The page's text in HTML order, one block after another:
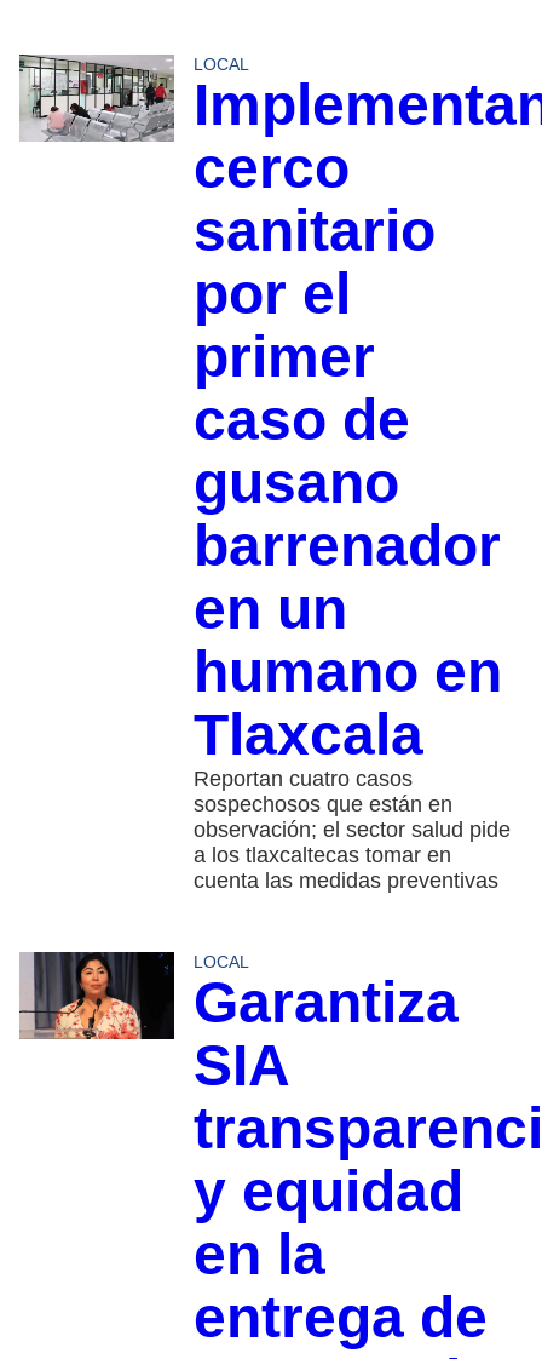
LOCAL
cerco
sanitario
por el
primer
caso de
gusano
barrenador
en un
humano en
Tlaxcala
Reportan cuatro casos
sospechosos que están en
observación; el sector salud pide
a los tlaxcaltecas tomar en
cuenta las medidas preventivas
LOCAL
Garantiza
SIA
y equidad
en la
entrega de